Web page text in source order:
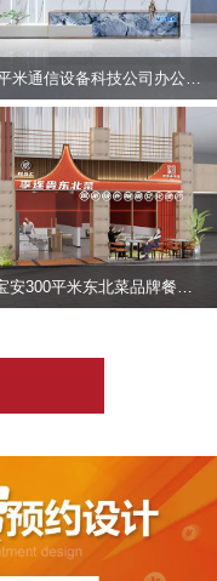
2500平米通信设备科技公司办公室设计 | 宇泰科技